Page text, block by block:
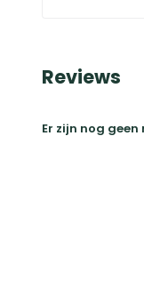
Reviews
Er zijn nog